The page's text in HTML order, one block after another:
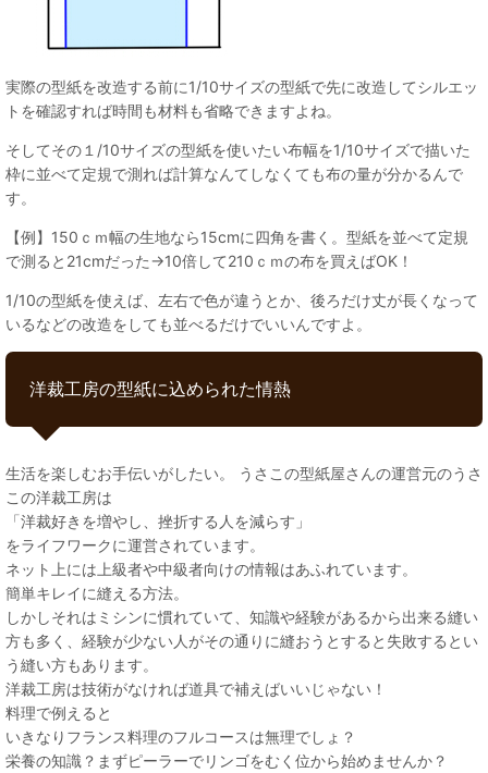
実際の型紙を改造する前に1/10サイズの型紙で先に改造してシルエッ
トを確認すれば時間も材料も省略できますよね。
そしてその１/10サイズの型紙を使いたい布幅を1/10サイズで描いた
枠に並べて定規で測れば計算なんてしなくても布の量が分かるんで
す。
【例】150ｃｍ幅の生地なら15cmに四角を書く。型紙を並べて定規
で測ると21cmだった→10倍して210ｃｍの布を買えばOK！
1/10の型紙を使えば、左右で色が違うとか、後ろだけ丈が長くなって
いるなどの改造をしても並べるだけでいいんですよ。
洋裁工房の型紙に込められた情熱
生活を楽しむお手伝いがしたい。 うさこの型紙屋さんの運営元のうさ
この洋裁工房は
「洋裁好きを増やし、挫折する人を減らす」
をライフワークに運営されています。
ネット上には上級者や中級者向けの情報はあふれています。
簡単キレイに縫える方法。
しかしそれはミシンに慣れていて、知識や経験があるから出来る縫い
方も多く、経験が少ない人がその通りに縫おうとすると失敗するとい
う縫い方もあります。
洋裁工房は技術がなければ道具で補えばいいじゃない！
料理で例えると
いきなりフランス料理のフルコースは無理でしょ？
栄養の知識？まずピーラーでリンゴをむく位から始めませんか？